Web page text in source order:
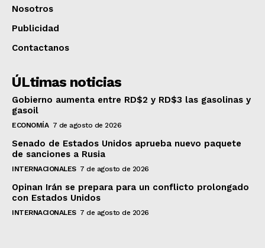
Nosotros
Publicidad
Contactanos
ÚLtimas noticias
Gobierno aumenta entre RD$2 y RD$3 las gasolinas y
gasoil
ECONOMÍA 7 de agosto de 2026
Senado de Estados Unidos aprueba nuevo paquete
de sanciones a Rusia
INTERNACIONALES 7 de agosto de 2026
Opinan Irán se prepara para un conflicto prolongado
con Estados Unidos
INTERNACIONALES 7 de agosto de 2026